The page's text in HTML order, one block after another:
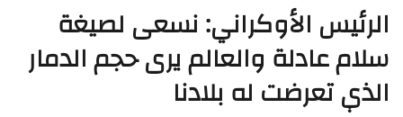
الرئيس الأوكراني: نسعى لصيغة
سلام عادلة والعالم يرى حجم الدمار
الذي تعرضت له بلادنا